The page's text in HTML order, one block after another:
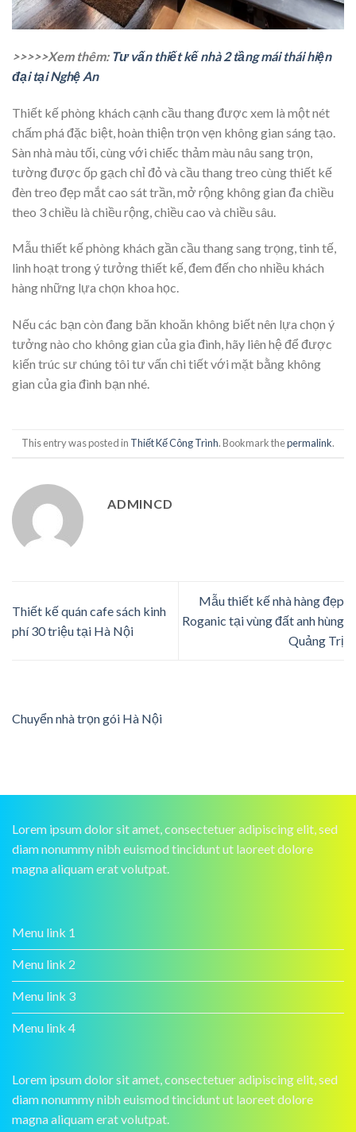
>>>>>Xem thêm: Tư vấn thiết kế nhà 2 tầng mái thái hiện
đại tại Nghệ An
Thiết kế phòng khách cạnh cầu thang được xem là một nét
chấm phá đặc biệt, hoàn thiện trọn vẹn không gian sáng tạo.
Sàn nhà màu tối, cùng với chiếc thảm màu nâu sang trọn,
tường được ốp gạch chỉ đỏ và cầu thang treo cùng thiết kế
đèn treo đẹp mắt cao sát trần, mở rộng không gian đa chiều
theo 3 chiều là chiều rộng, chiều cao và chiều sâu.
Mẫu thiết kế phòng khách gần cầu thang sang trọng, tinh tế,
linh hoạt trong ý tưởng thiết kế, đem đến cho nhiều khách
hàng những lựa chọn khoa học.
Nếu các bạn còn đang băn khoăn không biết nên lựa chọn ý
tưởng nào cho không gian của gia đình, hãy liên hệ để được
kiến trúc sư chúng tôi tư vấn chi tiết với mặt bằng không
gian của gia đình bạn nhé.
This entry was posted in Thiết Kế Công Trình. Bookmark thepermalink.
ADMINCD
Thiết kế quán cafe sách kinh
phí 30 triệu tại Hà Nội
Mẫu thiết kế nhà hàng đẹp
Roganic tại vùng đất anh hùng
Quảng Trị
Chuyển nhà trọn gói Hà Nội
Lorem ipsum dolor sit amet, consectetuer adipiscing elit, sed
diam nonummy nibh euismod tincidunt ut laoreet dolore
magna aliquam erat volutpat.
Menu link 1
Menu link 2
Menu link 3
Menu link 4
Lorem ipsum dolor sit amet, consectetuer adipiscing elit, sed
diam nonummy nibh euismod tincidunt ut laoreet dolore
magna aliquam erat volutpat.